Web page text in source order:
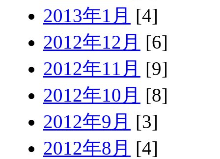
2013年1月 [4]
2012年12月 [6]
2012年11月 [9]
2012年10月 [8]
2012年9月 [3]
2012年8月 [4]